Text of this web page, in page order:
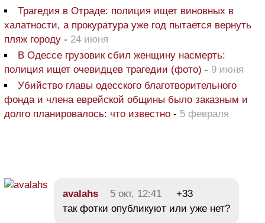
Трагедия в Отраде: полиция ищет виновных в
халатности, а прокуратура уже год пытается вернуть
пляж городу - 24 июня
В Одессе грузовик сбил женщину насмерть:
полиция ищет очевидцев трагедии (фото) - 9 июня
Убийство главы одесского благотворительного
фонда и члена еврейской общины было заказным и
долго планировалось: что известно - 5 февраля
avalahs 5 окт, 12:41
+33
так фотки опубликуют или уже нет?